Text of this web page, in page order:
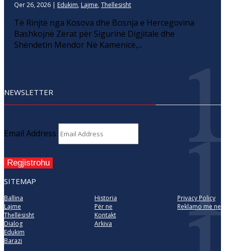
Qer 26, 2026 | Edukim, Lajme, Thellesisht
Të Rinjtë nga Kosova dhe Bosnja e Hercegovina
Bashkojnë Zërat për Sigurinë Digjitale dhe
Shëndetin Mendor Në Kamenicë,...
NEWSLETTER
Email Address
Regjistrohu
SITEMAP
Ballina
Lajme
Thellësisht
Dialog
Edukim
Barazi
Historia
Për ne
Kontakt
Arkiva
Privacy Policy
Reklamo me ne